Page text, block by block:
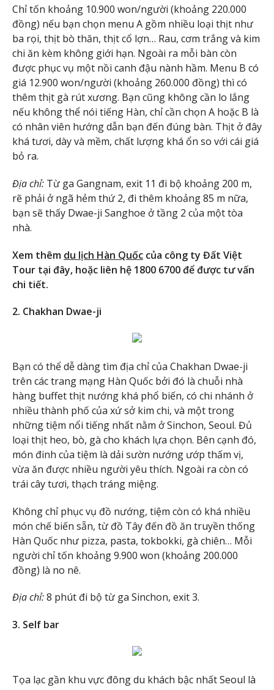
Chỉ tốn khoảng 10.900 won/người (khoảng 220.000
đồng) nếu bạn chọn menu A gồm nhiều loại thịt như
ba rọi, thịt bò thăn, thịt cổ lợn… Rau, cơm trắng và kim
chi ăn kèm không giới hạn. Ngoài ra mỗi bàn còn
được phục vụ một nồi canh đậu nành hầm. Menu B có
giá 12.900 won/người (khoảng 260.000 đồng) thì có
thêm thịt gà rút xương. Bạn cũng không cần lo lắng
nếu không thể nói tiếng Hàn, chỉ cần chọn A hoặc B là
có nhân viên hướng dẫn bạn đến đúng bàn. Thịt ở đây
khá tươi, dày và mềm, chất lượng khá ổn so với cái giá
bỏ ra.
Địa chỉ: Từ ga Gangnam, exit 11 đi bộ khoảng 200 m,
rẽ phải ở ngã hẻm thứ 2, đi thêm khoảng 85 m nữa,
bạn sẽ thấy Dwae-ji Sanghoe ở tầng 2 của một tòa
nhà.
Xem thêm du lịch Hàn Quốc của công ty Đất Việt
Tour tại đây, hoặc liên hệ 1800 6700 để được tư vấn
chi tiết.
2. Chakhan Dwae-ji
Bạn có thể dễ dàng tìm địa chỉ của Chakhan Dwae-ji
trên các trang mạng Hàn Quốc bởi đó là chuỗi nhà
hàng buffet thịt nướng khá phổ biến, có chi nhánh ở
nhiều thành phố của xứ sở kim chi, và một trong
những tiệm nổi tiếng nhất nằm ở Sinchon, Seoul. Đủ
loại thịt heo, bò, gà cho khách lựa chọn. Bên cạnh đó,
món đinh của tiệm là dải sườn nướng ướp thấm vị,
vừa ăn được nhiều người yêu thích. Ngoài ra còn có
trái cây tươi, thạch tráng miệng.
Không chỉ phục vụ đồ nướng, tiệm còn có khá nhiều
món chế biến sẵn, từ đồ Tây đến đồ ăn truyền thống
Hàn Quốc như pizza, pasta, tokbokki, gà chiên… Mỗi
người chỉ tốn khoảng 9.900 won (khoảng 200.000
đồng) là no nê.
Địa chỉ:8 phút đi bộ từ ga Sinchon, exit 3.
3. Self bar
Tọa lạc gần khu vực đông du khách bậc nhất Seoul là